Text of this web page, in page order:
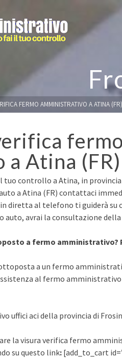
FERMO AMMINISTRATIVO A ATINA (FR)
fermo
Atina (FR)
tuo controllo a Atina, in
a Atina (FR) contattaci
diretta al telefono ti guiderà
avrai la consultazione della
a fermo amministrativo?
a un fermo
al fermo amministrativo
uffici aci della provincia di
la visura verifica fermo
su questo link: [add_to_cart